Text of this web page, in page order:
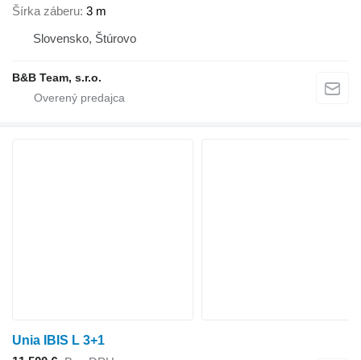
Šírka záberu 3 m
Slovensko, Štúrovo
B&B Team, s.r.o.
Unia IBIS L 3+1